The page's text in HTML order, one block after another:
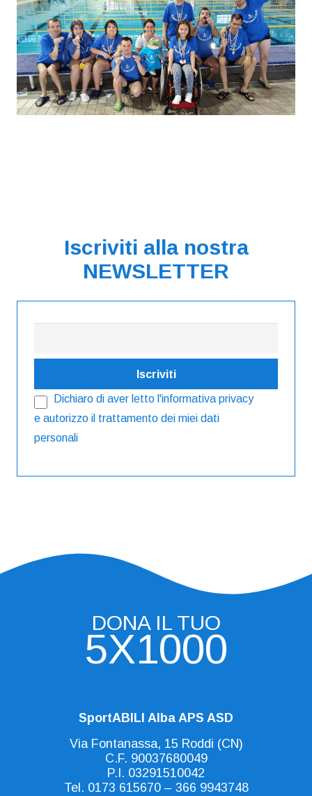
Iscriviti alla nostra
NEWSLETTER
Dichiaro di aver letto l'informativa privacy
e autorizzo il trattamento dei miei dati
personali
DONA IL TUO
5X1000
SportABILI Alba APS ASD
Via Fontanassa, 15 Roddi (CN)
C.F. 90037680049
P.I. 03291510042
Tel. 0173 615670– 366 9943748